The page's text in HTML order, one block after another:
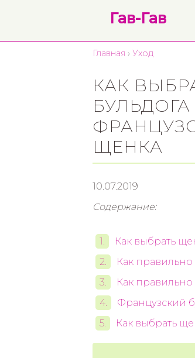
Гав-Гав
Главная › Уход
КАК
БУЛЬДОГА
ЩЕНКА
10.07.2019
Содержание:
Как выбрать
Как правильно
Как правильно
Французский
Как выбрать